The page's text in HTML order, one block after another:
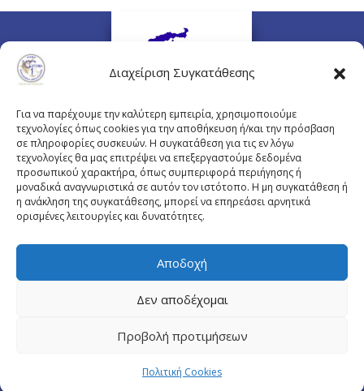
Διαχείριση Συγκατάθεσης
Για να παρέχουμε την καλύτερη εμπειρία, χρησιμοποιούμε
τεχνολογίες όπως cookies για την αποθήκευση ή/και την πρόσβαση
σε πληροφορίες συσκευών. Η συγκατάθεση για τις εν λόγω
τεχνολογίες θα μας επιτρέψει να επεξεργαστούμε δεδομένα
προσωπικού χαρακτήρα, όπως συμπεριφορά περιήγησης ή
μοναδικά αναγνωριστικά σε αυτόν τον ιστότοπο. Η μη συγκατάθεση ή
η ανάκληση της συγκατάθεσης, μπορεί να επηρεάσει αρνητικά
ορισμένες λειτουργίες και δυνατότητες.
Αποδοχή
Δεν αποδέχομαι
Προβολή προτιμήσεων
Πολιτική Cookies
Πλουτάρχου 3, 10675 Αθήνα
Email επικοινωνίας:pisinfo@pis.gr
© Copyright pis.gr 2019 - Designed & Hosted by